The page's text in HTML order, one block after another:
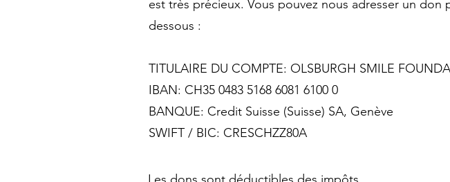
est très précieux. Vous pouvez nous adresser un
dessous :
TITULAIRE DU COMPTE: OLSBURGH SMILE
IBAN: CH35 0483 5168 6081 6100 0
BANQUE: Credit Suisse (Suisse) SA, Genève
SWIFT / BIC: CRESCHZZ80A